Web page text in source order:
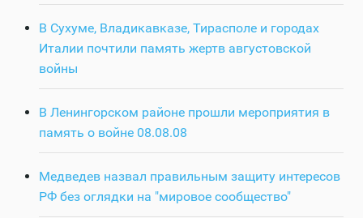
В Сухуме, Владикавказе, Тирасполе и городах
Италии почтили память жертв августовской
войны
В Ленингорском районе прошли мероприятия в
память о войне 08.08.08
Медведев назвал правильным защиту интересов
РФ без оглядки на "мировое сообщество"